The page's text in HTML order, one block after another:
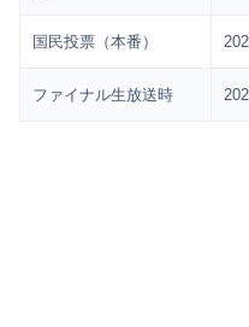
国民投票（本番）
ファイナル生放送時